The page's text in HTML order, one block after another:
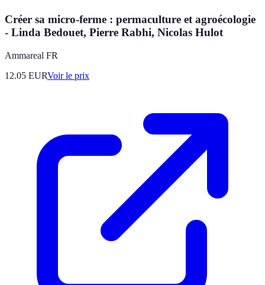
Créer sa micro-ferme : permaculture et agroécologie
- Linda Bedouet, Pierre Rabhi, Nicolas Hulot
Ammareal FR
12.05 EURVoir le prix